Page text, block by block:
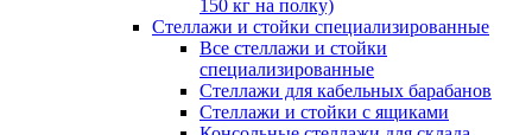
150 кг на полку)
Стеллажи и стойки специализированные
Все стеллажи и стойки
специализированные
Стеллажи для кабельных барабанов
Стеллажи и стойки с ящиками